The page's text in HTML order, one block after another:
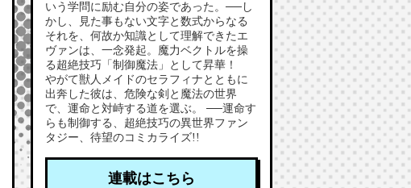
いう学問に励む自分の姿であった。──し
かし、見た事もない文字と数式からなる
それを、何故か知識として理解できたエ
ヴァンは、一念発起。魔力ベクトルを操
る超絶技巧「制御魔法」として昇華！
やがて獣人メイドのセラフィナとともに
出奔した彼は、危険な剣と魔法の世界
で、運命と対峙する道を選ぶ。 ──運命す
らも制御する、超絶技巧の異世界ファン
タジー、待望のコミカライズ!!
連載はこちら